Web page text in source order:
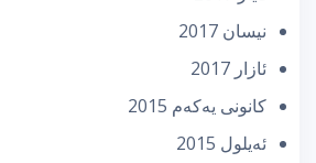
نیسان 2017
ئازار 2017
كانونی یه‌كه‌م 2015
ئه‌یلول 2015